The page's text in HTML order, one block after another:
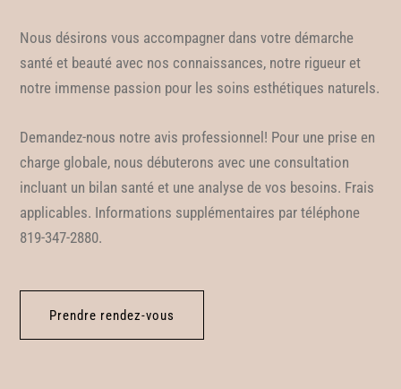
Nous désirons vous accompagner dans votre démarche
santé et beauté avec nos connaissances, notre rigueur et
notre immense passion pour les soins esthétiques naturels.
Demandez-nous notre avis professionnel! Pour une prise en
charge globale, nousdébuterons avec une consultation
incluant un bilan santé et une analyse de vos besoins. Frais
applicables. Informations supplémentaires par téléphone
819-347-2880.
Prendre rendez-vous